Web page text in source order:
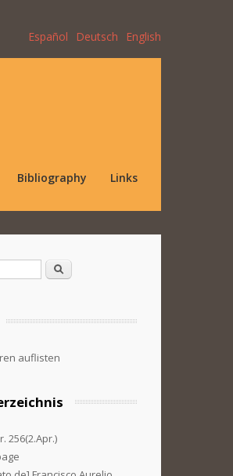
Español Deutsch English
Bibliography Links
Search
auflisten
256(2.Apr.)